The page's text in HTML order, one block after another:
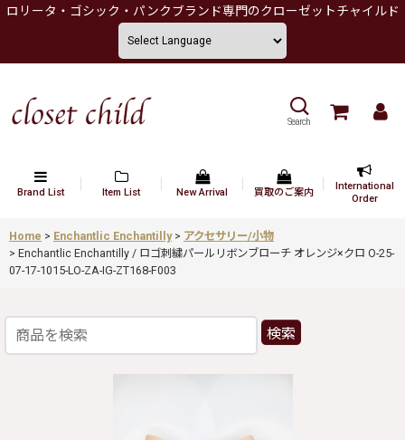
ロリータ・ゴシック・パンクブランド専門のクローゼットチャイルド
Search
Brand List Item List New Arrival 買取のご案内
International
Order
Home > Enchantlic Enchantilly > アクセサリー/小物
> Enchantlic Enchantilly / ロゴ刺繍パールリボンブローチ オレンジ×クロ O-25-
07-17-1015-LO-ZA-IG-ZT168-F003
検索